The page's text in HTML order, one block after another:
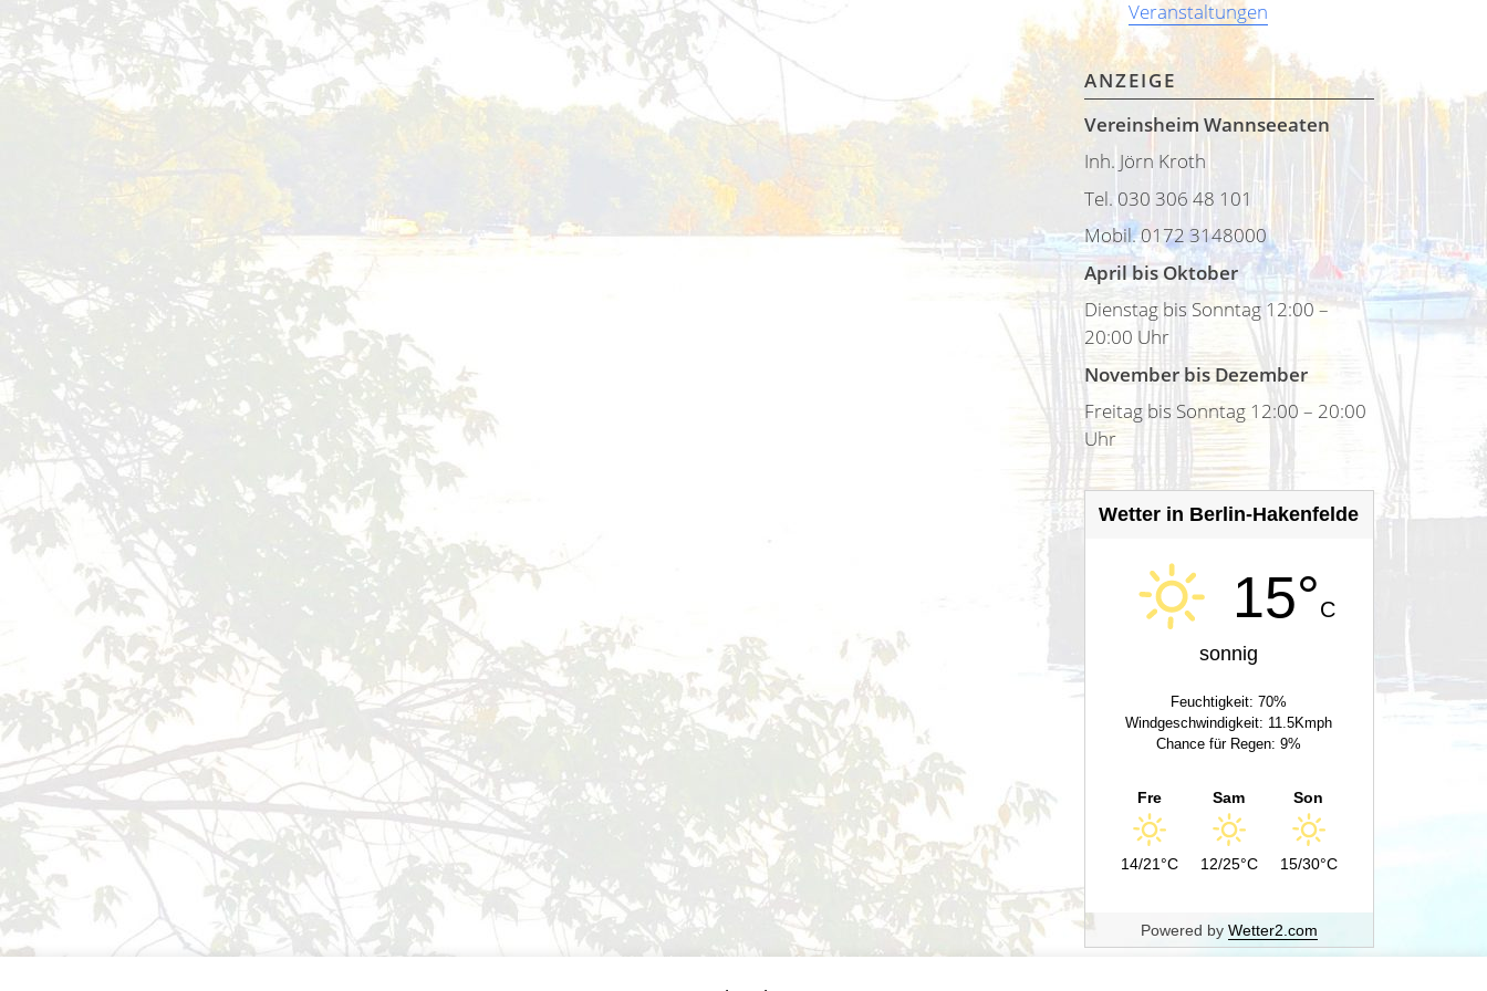
Veranstaltungen
ANZEIGE
Vereinsheim Wannseeaten
Inh. Jörn Kroth
Tel. 030 306 48 101
Mobil. 0172 3148000
April bis Oktober
Dienstag bis Sonntag 12:00 –
20:00 Uhr
November bis Dezember
Freitag bis Sonntag 12:00 – 20:00
Uhr
Wetter in Berlin-Hakenfelde
15°C
sonnig
Feuchtigkeit: 70%
Windgeschwindigkeit: 11.5Kmph
Chance für Regen: 9%
Fre
14/21°C
Sam
12/25°C
Son
15/30°C
Powered by Wetter2.com